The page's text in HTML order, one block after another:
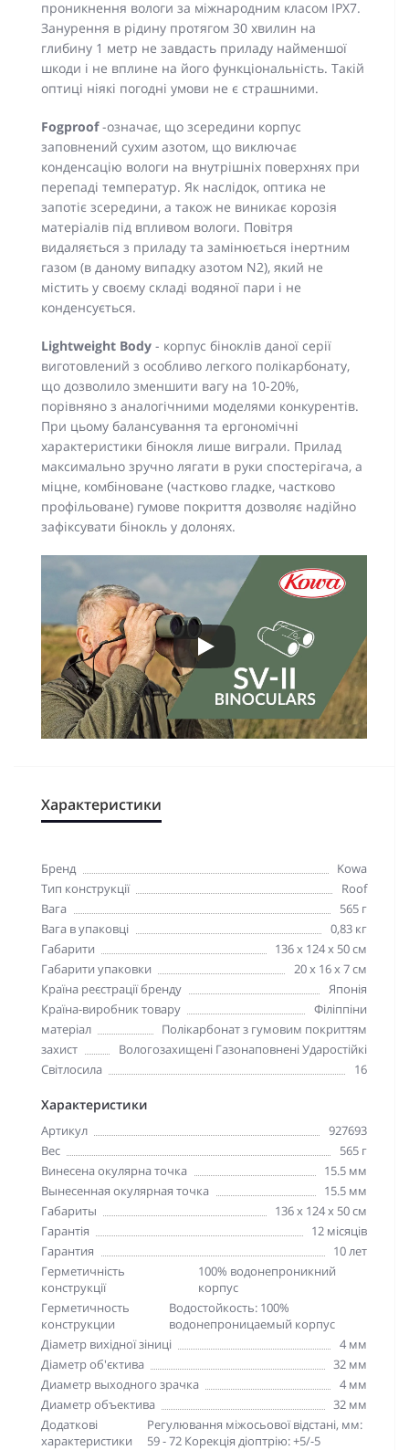
проникнення вологи за міжнародним класом IPX7.
Занурення в рідину протягом 30 хвилин на
глибину 1 метр не завдасть приладу найменшої
шкоди і не вплине на його функціональність. Такій
оптиці ніякі погодні умови не є страшними.
Fogproof-означає, що зсередини корпус
заповнений сухим азотом, що виключає
конденсацію вологи на внутрішніх поверхнях при
перепаді температур. Як наслідок, оптика не
запотіє зсередини, а також не виникає корозія
матеріалів під впливом вологи. Повітря
видаляється з приладу та замінюється інертним
газом (в даному випадку азотом N2), який не
містить у своєму складі водяної пари і не
конденсується.
Lightweight Body - корпус біноклів даної серії
виготовлений з особливо легкого полікарбонату,
що дозволило зменшити вагу на 10-20%,
порівняно з аналогічними моделями конкурентів.
При цьому балансування та ергономічні
характеристики бінокля лише виграли. Прилад
максимально зручно лягати в руки спостерігача, а
міцне, комбіноване (частково гладке, частково
профільоване) гумове покриття дозволяє надійно
зафіксувати бінокль у долонях.
Характеристики
Бренд
Kowa
Тип конструкції
Roof
Вага
565 г
Вага в упаковці
0,83 кг
Габарити
136 х 124 х 50 см
Габарити упаковки
20 x 16 х 7 см
Країна реєстрації бренду
Японія
Країна-виробник товару
Філіппіни
матеріал
Полікарбонат з гумовим покриттям
захист
Вологозахищені Газонаповнені Ударостійкі
Світлосила
16
Характеристики
Артикул
927693
Вес
565 г
Винесена окулярна точка
15.5 мм
Вынесенная окулярная точка
15.5 мм
Габариты
136 х 124 х 50 см
Гарантія
12 місяців
Гарантия
10 лет
Герметичність
конструкції
100% водонепроникний
корпус
Герметичность
конструкции
Водостойкость: 100%
водонепроницаемый корпус
Діаметр вихідної зіниці
4 мм
Діаметр об'єктива
32 мм
Диаметр выходного зрачка
4 мм
Диаметр объектива
32 мм
Додаткові
характеристики
Регулювання міжосьової відстані, мм:
59 - 72 Корекція діоптрію: +5/-5